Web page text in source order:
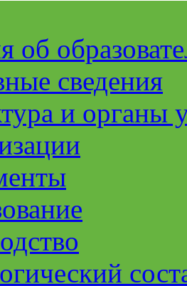
об
сведения
и органы